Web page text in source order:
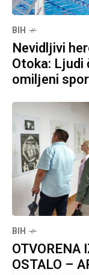
BIH
Nevidljivi
Otoka: Ljudi
omiljeni
BIH
OTVORENA
OSTALO –